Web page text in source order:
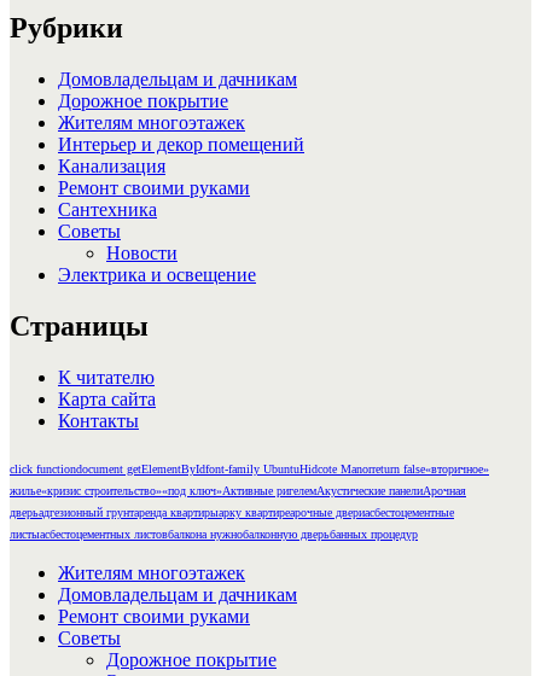
Рубрики
Домовладельцам и дачникам
Дорожное покрытие
Жителям многоэтажек
Интерьер и декор помещений
Канализация
Ремонт своими руками
Сантехника
Советы
Новости
Электрика и освещение
Страницы
К читателю
Карта сайта
Контакты
click functiondocument getElementByIdfont-family UbuntuHidcote Manorreturn false«вторичное»
жилье«кризис строительство»«под ключ»Активные ригелемАкустические панелиАрочная
дверьадгезионный грунтаренда квартирыарку квартиреарочные двериасбестоцементные
листыасбестоцементных листовбалкона нужнобалконную дверьбанных процедур
Жителям многоэтажек
Домовладельцам и дачникам
Ремонт своими руками
Советы
Дорожное покрытие